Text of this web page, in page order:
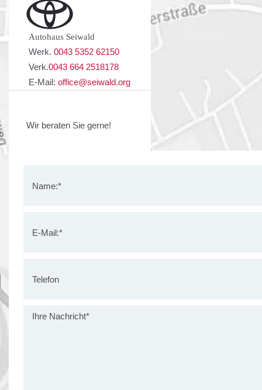
Autohaus Seiwald
Werk.0043 5352 62150
Verk.0043 664 2518178
E-Mail:office@seiwald.org
Wir beraten Sie gerne!